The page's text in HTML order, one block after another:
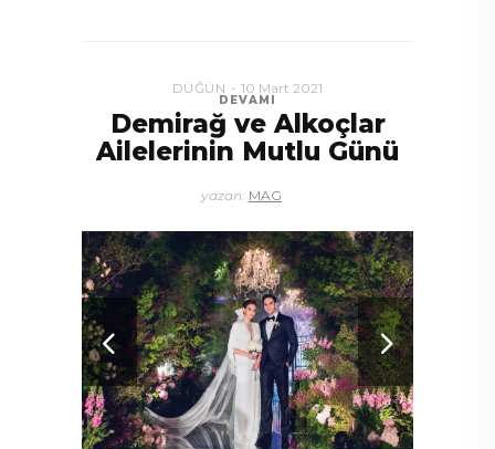
DEVAMI
DÜĞÜN 10 Mart 2021
Demirağ ve Alkoçlar
Ailelerinin Mutlu Günü
yazan: MAG